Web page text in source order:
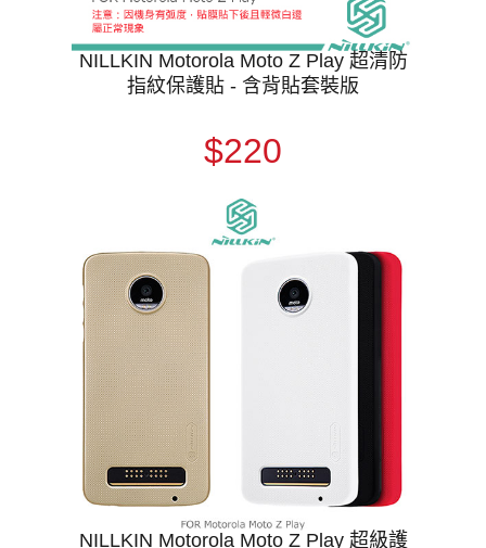
NILLKIN Motorola Moto Z Play 超清防
指紋保護貼 - 含背貼套裝版
$220
NILLKIN Motorola Moto Z Play 超級護